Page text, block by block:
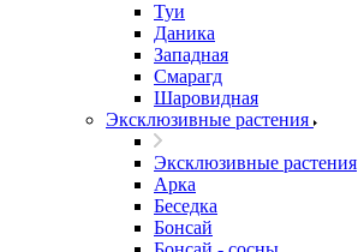
Туи
Даника
Западная
Смарагд
Шаровидная
Эксклюзивные растения
Эксклюзивные растения
Арка
Беседка
Бонсай